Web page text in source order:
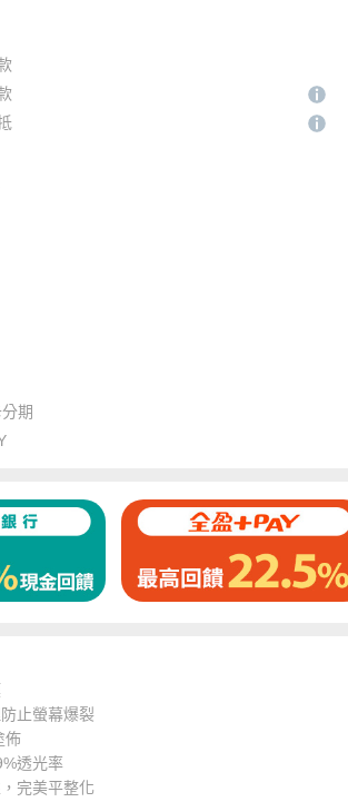
期
止螢幕爆裂
佈
透光率
完美平整化